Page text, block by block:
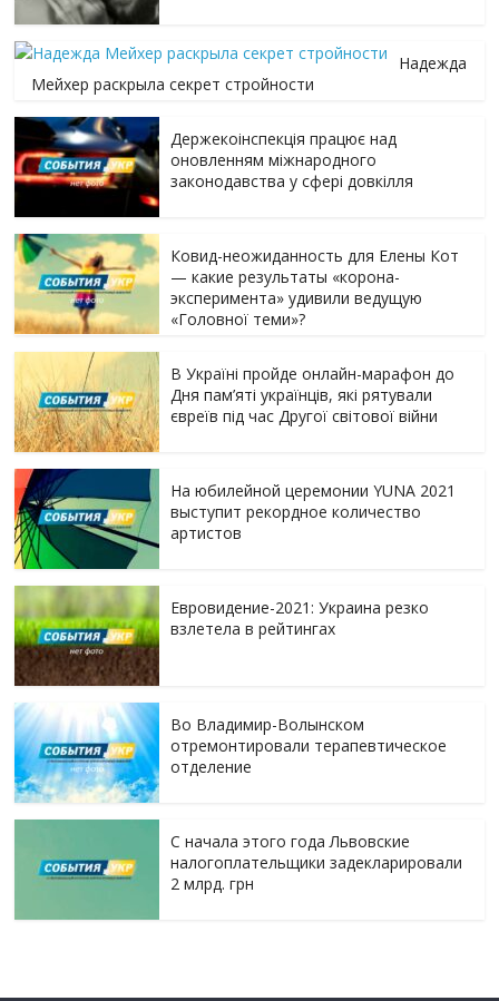
Надежда
Мейхер раскрыла секрет стройности
Держекоінспекція працює над
оновленням міжнародного
законодавства у сфері довкілля
Ковид-неожиданность для Елены Кот
— какие результаты «корона-
эксперимента» удивили ведущую
«Головної теми»?
В Україні пройде онлайн-марафон до
Дня пам’яті українців, які рятували
євреїв під час Другої світової війни
На юбилейной церемонии YUNA 2021
выступит рекордное количество
артистов
Евровидение-2021: Украина резко
взлетела в рейтингах
Во Владимир-Волынском
отремонтировали терапевтическое
отделение
С начала этого года Львовские
налогоплательщики задекларировали
2 млрд. грн